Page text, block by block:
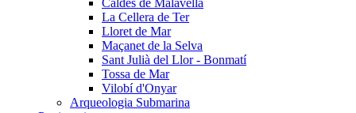
Caldes de Malavella
La Cellera de Ter
Lloret de Mar
Maçanet de la Selva
Sant Julià del Llor - Bonmatí
Tossa de Mar
Vilobí d'Onyar
Arqueologia Submarina